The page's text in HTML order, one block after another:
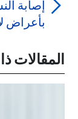
إصابة
بأعراض
المقالات